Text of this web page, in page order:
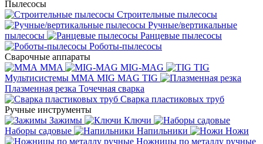
Пылесосы
Строительные пылесосы
Ручные/вертикальные
пылесосы
Ранцевые пылесосы
Роботы-пылесосы
Сварочные аппараты
MMA
MIG-MAG
TIG
Мультисистемы ММА MIG MAG TIG
Плазменная резка Точечная сварка
Cварка пластиковых труб
Ручные инструменты
Зажимы
Ключи
Наборы садовые
Напильники
Ножи
Ножницы по металлу ручные